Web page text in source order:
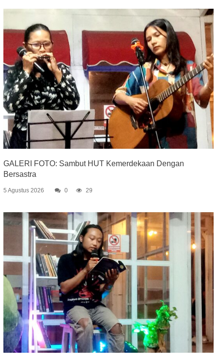
GALERI FOTO: Sambut HUT Kemerdekaan Dengan
Bersastra
5 Agustus 2026 0 29